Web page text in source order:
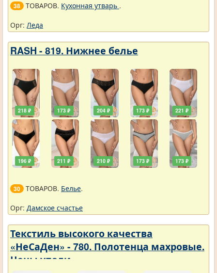
38 ТОВАРОВ. Кухонная утварь .
Орг: Леда
RASH - 819. Нижнее белье
218 ₽
196 ₽
173 ₽
211 ₽
204 ₽
210 ₽
173 ₽
173 ₽
221 ₽
173 ₽
30 ТОВАРОВ. Белье.
Орг: Дамское счастье
Текстиль высокого качества
«НеСаДен» - 780. Полотенца махровые.
Цены упали